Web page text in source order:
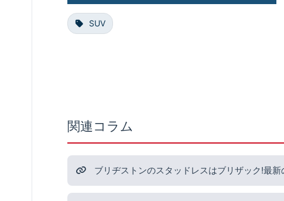
SUV
関連コラム
ブリヂストンのスタッドレスはブリザック!最